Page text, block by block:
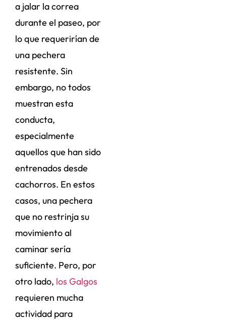
a jalar la correa
durante el paseo, por
lo que requerirían de
una pechera
resistente. Sin
embargo, no todos
muestran esta
conducta,
especialmente
aquellos que han sido
entrenados desde
cachorros. En estos
casos, una pechera
que no restrinja su
movimiento al
caminar sería
suficiente. Pero, por
otro lado, los Galgos
requieren mucha
actividad para